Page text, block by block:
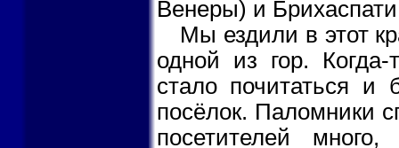
Венеры) и
Мы ездили в этот
одной из гор.
стало почитаться и
посёлок. Паломники
посетителей